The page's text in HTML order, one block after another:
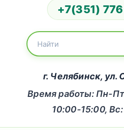
+7(351)
г. Челябинск, ул.
Время работы: Пн-
10:00-15:00,